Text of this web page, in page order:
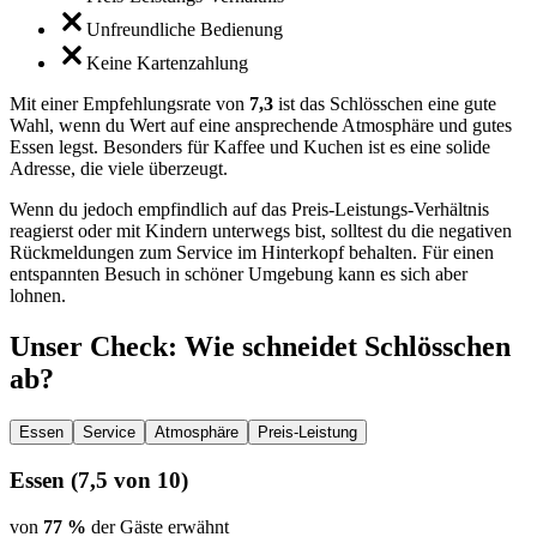
Unfreundliche Bedienung
Keine Kartenzahlung
Mit einer Empfehlungsrate von 7,3 ist das Schlösschen eine gute
Wahl, wenn du Wert auf eine ansprechende Atmosphäre und gutes
Essen legst. Besonders für Kaffee und Kuchen ist es eine solide
Adresse, die viele überzeugt.
Wenn du jedoch empfindlich auf das Preis-Leistungs-Verhältnis
reagierst oder mit Kindern unterwegs bist, solltest du die negativen
Rückmeldungen zum Service im Hinterkopf behalten. Für einen
entspannten Besuch in schöner Umgebung kann es sich aber
lohnen.
Unser Check: Wie schneidet Schlösschen
ab?
Essen Service Atmosphäre Preis-Leistung
Essen (7,5 von 10)
von 77 % der Gäste erwähnt